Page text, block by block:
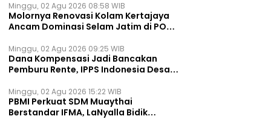
Minggu, 02 Agu 2026 08:58 WIB
Molornya Renovasi Kolam Kertajaya
Ancam Dominasi Selam Jatim di PON
Minggu, 02 Agu 2026 09:25 WIB
Dana Kompensasi Jadi Bancakan
Pemburu Rente, IPPS Indonesia Desak
Permanen
Minggu, 02 Agu 2026 15:22 WIB
PBMI Perkuat SDM Muaythai
Berstandar IFMA, LaNyalla Bidik